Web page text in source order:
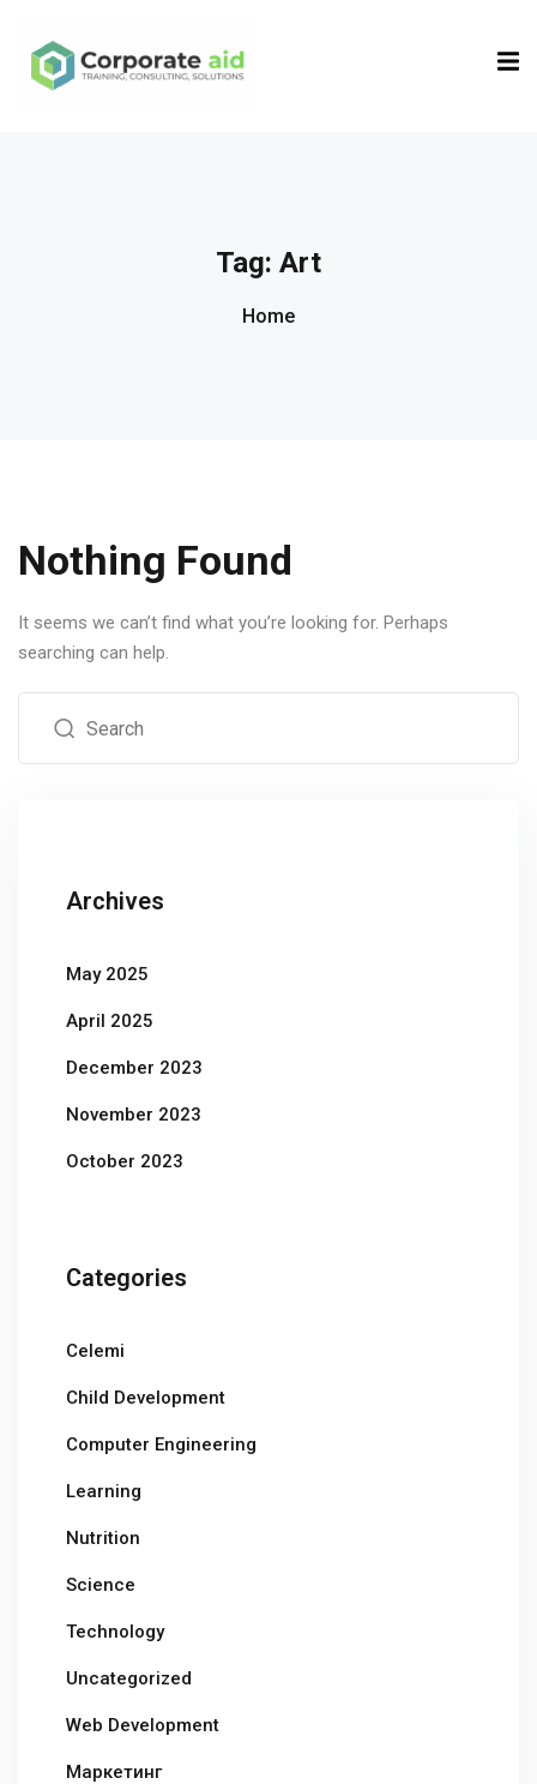
Tag: Art
Home
Nothing Found
It seems we can’t find what you’re looking for. Perhaps
searching can help.
Archives
May 2025
April 2025
December 2023
November 2023
October 2023
Categories
Celemi
Child Development
Computer Engineering
Learning
Nutrition
Science
Technology
Uncategorized
Web Development
Маркетинг
Sign in